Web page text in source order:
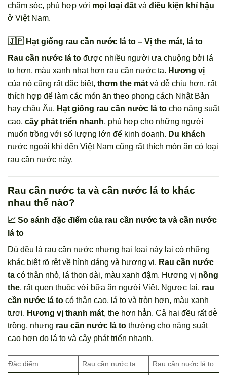
chăm sóc, phù hợp với mọi loại đất và điều kiện khí hậu
ở Việt Nam.
🇯🇵 Hạt giống rau cần nước lá to – Vị the mát, lá to
Rau cần nước lá to được nhiều người ưa chuộng bởi lá
to hơn, màu xanh nhạt hơn rau cần nước ta. Hương vị
của nó cũng rất đặc biệt, thơm the mát và dễ chịu hơn, rất
thích hợp để làm các món ăn theo phong cách Nhật Bản
hay châu Âu. Hạt giống rau cần nước lá to cho năng suất
cao, cây phát triển nhanh, phù hợp cho những người
muốn trồng với số lượng lớn để kinh doanh. Du khách
nước ngoài khi đến Việt Nam cũng rất thích món ăn có loại
rau cần nước này.
Rau cần nước ta và cần nước lá to khác
nhau thế nào?
📈 So sánh đặc điểm của rau cần nước ta và cần nước
lá to
Dù đều là rau cần nước nhưng hai loại này lại có những
khác biệt rõ rệt về hình dáng và hương vị. Rau cần nước
ta có thân nhỏ, lá thon dài, màu xanh đậm. Hương vị nồng
the, rất quen thuộc với bữa ăn người Việt. Ngược lại, rau
cần nước lá to có thân cao, lá to và tròn hơn, màu xanh
tươi. Hương vị thanh mát, the hơn hẳn. Cả hai đều rất dễ
trồng, nhưng rau cần nước lá to thường cho năng suất
cao hơn do lá to và cây phát triển nhanh.
Đặc điểm Rau cần nước ta Rau cần nước lá to